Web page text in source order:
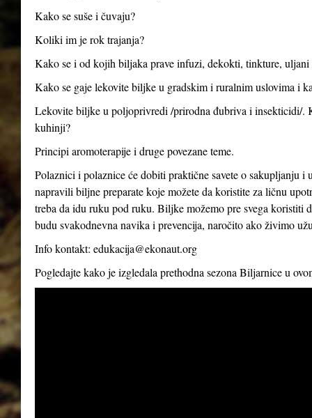
Kako se suše i čuvaju?
Koliki im je rok trajanja?
Kako se i od kojih biljaka prave infuzi, dekokti, tinkture, uljani
Kako se gaje lekovite biljke u gradskim i ruralnim uslovima i
Lekovite biljke u poljoprivredi /prirodna đubriva i insekticidi/.
kuhinji?
Principi aromoterapije i druge povezane teme.
Polaznici i polaznice će dobiti praktične savete o sakupljanju
napravili biljne preparate koje možete da koristite za ličnu
treba da idu ruku pod ruku. Biljke možemo pre svega koristiti
budu svakodnevna navika i prevencija, naročito ako živimo
Info kontakt: edukacija@ekonaut.org
Pogledajte kako je izgledala prethodna sezona Biljarnice u